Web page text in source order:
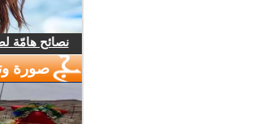
نصائح هامّة
صورة